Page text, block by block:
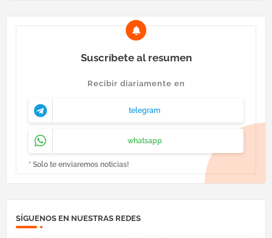
Suscríbete al resumen
Recibir diariamente en
telegram
whatsapp
* Solo te enviaremos noticias!
SÍGUENOS EN NUESTRAS REDES